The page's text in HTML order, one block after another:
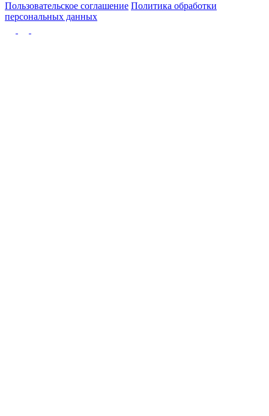
Пользовательское соглашение Политика обработки
персональных данных